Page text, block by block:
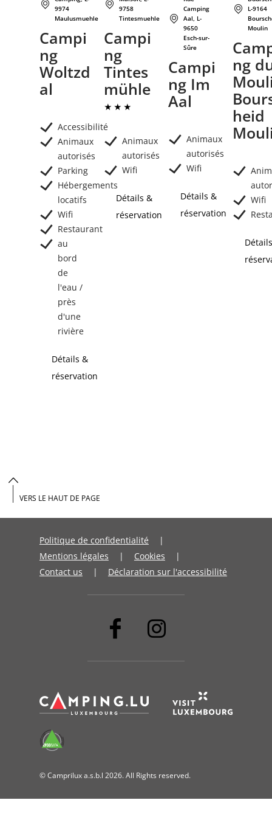
9974
Maulusmuehle
Campi
ng
Woltzd
al
Accessibilité
Animaux
autorisés
Parking
Hébergements
locatifs
Wifi
Restaurant
au
bord
de
l'eau /
près
d'une
rivière
Détails &
réservation
9758
Tintesmuehle
Campi
ng
Tintes
mühle
Animaux
autorisés
Wifi
Détails &
réservation
Camping
Aal, L-
9650
Esch-sur-
Sûre
Campi
ng Im
Aal
Animaux
autorisés
Wifi
Détails &
réservation
L-9164
Moulin
ng
heid
Wifi
Politique de confidentialité
Mentions légales
Cookies
Contact us
Déclaration sur l'accessibilité
© Camprilux a.s.b.l 2026. All Rights reserved.
VERS LE HAUT DE PAGE